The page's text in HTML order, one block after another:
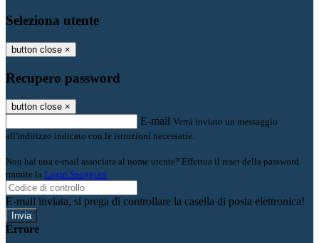
Seleziona utente
button close ×
Recupero password
button close ×
E-mail Verrà inviato un messaggio
all'indirizzo indicato con le istruzioni necessarie.
Non hai una e-mail associata al nome utente? Effettua il reset della password
tramite la Login Spaggiari
E-mail inviata, si prega di controllare la casella di posta elettronica!
Errore